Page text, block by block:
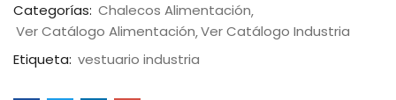
Categorías: Chalecos Alimentación
Ver Catálogo Alimentación Ver Catálogo Industria
Etiqueta: vestuario industria